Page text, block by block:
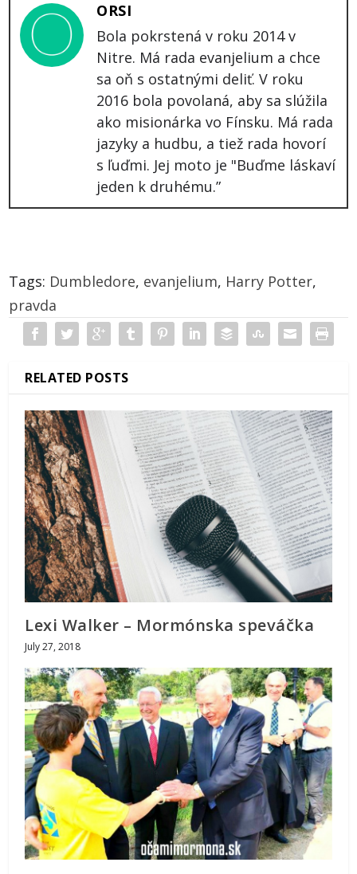
ORSI
Bola pokrstená v roku 2014 v
Nitre. Má rada evanjelium a chce
sa oň s ostatnými deliť. V roku
2016 bola povolaná, aby sa slúžila
ako misionárka vo Fínsku. Má rada
jazyky a hudbu, a tiež rada hovorí
s ľuďmi. Jej moto je "Buďme láskaví
jeden k druhému.”
Tags: Dumbledore, evanjelium, Harry Potter,
pravda
RELATED POSTS
Lexi Walker – Mormónska speváčka
July 27, 2018